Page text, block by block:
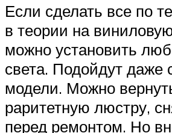
Если сделать все по
в теории на
можно установить
света. Подойдут даже
модели. Можно
раритетную люстру,
перед ремонтом. Но